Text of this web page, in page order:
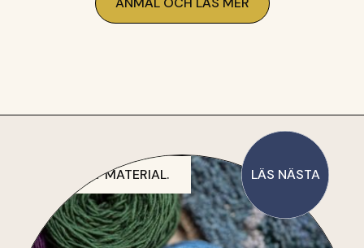
VÄLJ RÄTT MATERIAL. LÄS NÄSTA